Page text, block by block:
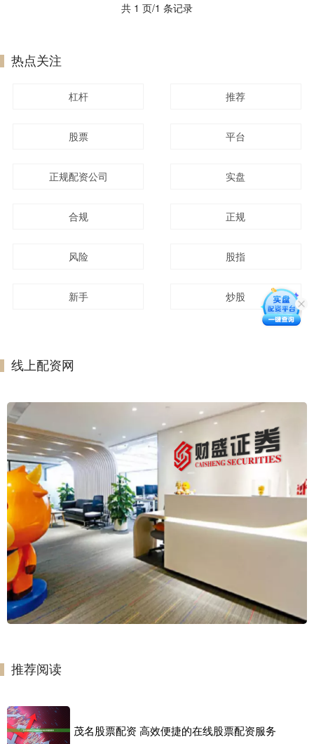
共 1 页/1 条记录
热点关注
杠杆 推荐
股票 平台
正规配资公司 实盘
合规 正规
风险 股指
新手 炒股
线上配资网
推荐阅读
茂名股票配资 高效便捷的在线股票配资服务